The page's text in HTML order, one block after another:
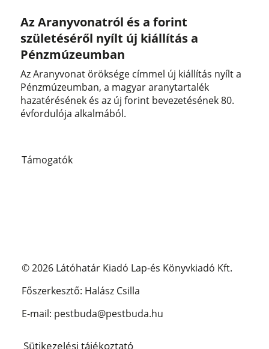
Az Aranyvonatról és a forint
születéséről nyílt új kiállítás a
Pénzmúzeumban
Az Aranyvonat öröksége címmel új kiállítás nyílt a
Pénzmúzeumban, a magyar aranytartalék
hazatérésének és az új forint bevezetésének 80.
évfordulója alkalmából.
Támogatók
© 2026 Látóhatár Kiadó Lap-és Könyvkiadó Kft.
Főszerkesztő: Halász Csilla
E-mail: pestbuda@pestbuda.hu
Sütikezelési tájékoztató